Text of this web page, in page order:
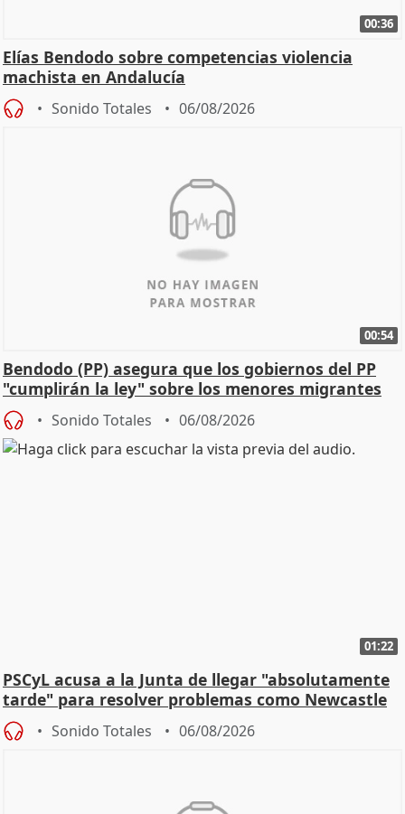
00:36
Elías Bendodo sobre competencias violencia
machista en Andalucía
Sonido Totales 06/08/2026
00:54
Bendodo (PP) asegura que los gobiernos del PP
"cumplirán la ley" sobre los menores migrantes
Sonido Totales 06/08/2026
01:22
PSCyL acusa a la Junta de llegar "absolutamente
tarde" para resolver problemas como Newcastle
Sonido Totales 06/08/2026